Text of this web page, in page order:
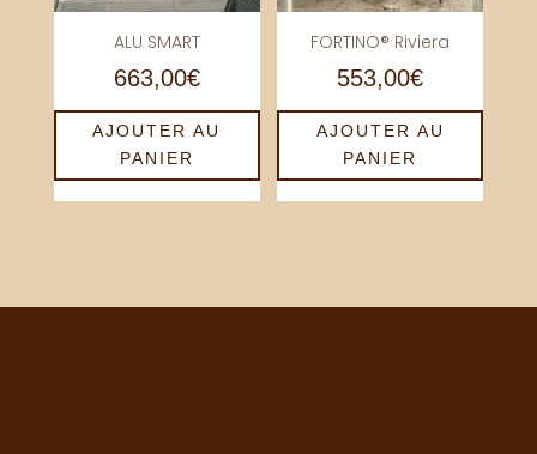
ALU SMART
663,00€
AJOUTER AU
PANIER
FORTINO® Riviera
553,00€
AJOUTER AU
PANIER